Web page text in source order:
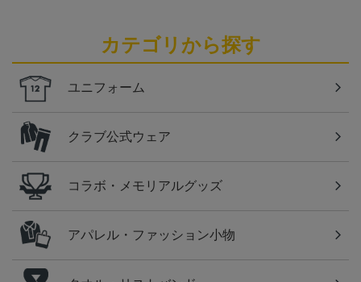
カテゴリから探す
ユニフォーム
クラブ公式ウェア
コラボ・メモリアルグッズ
アパレル・ファッション小物